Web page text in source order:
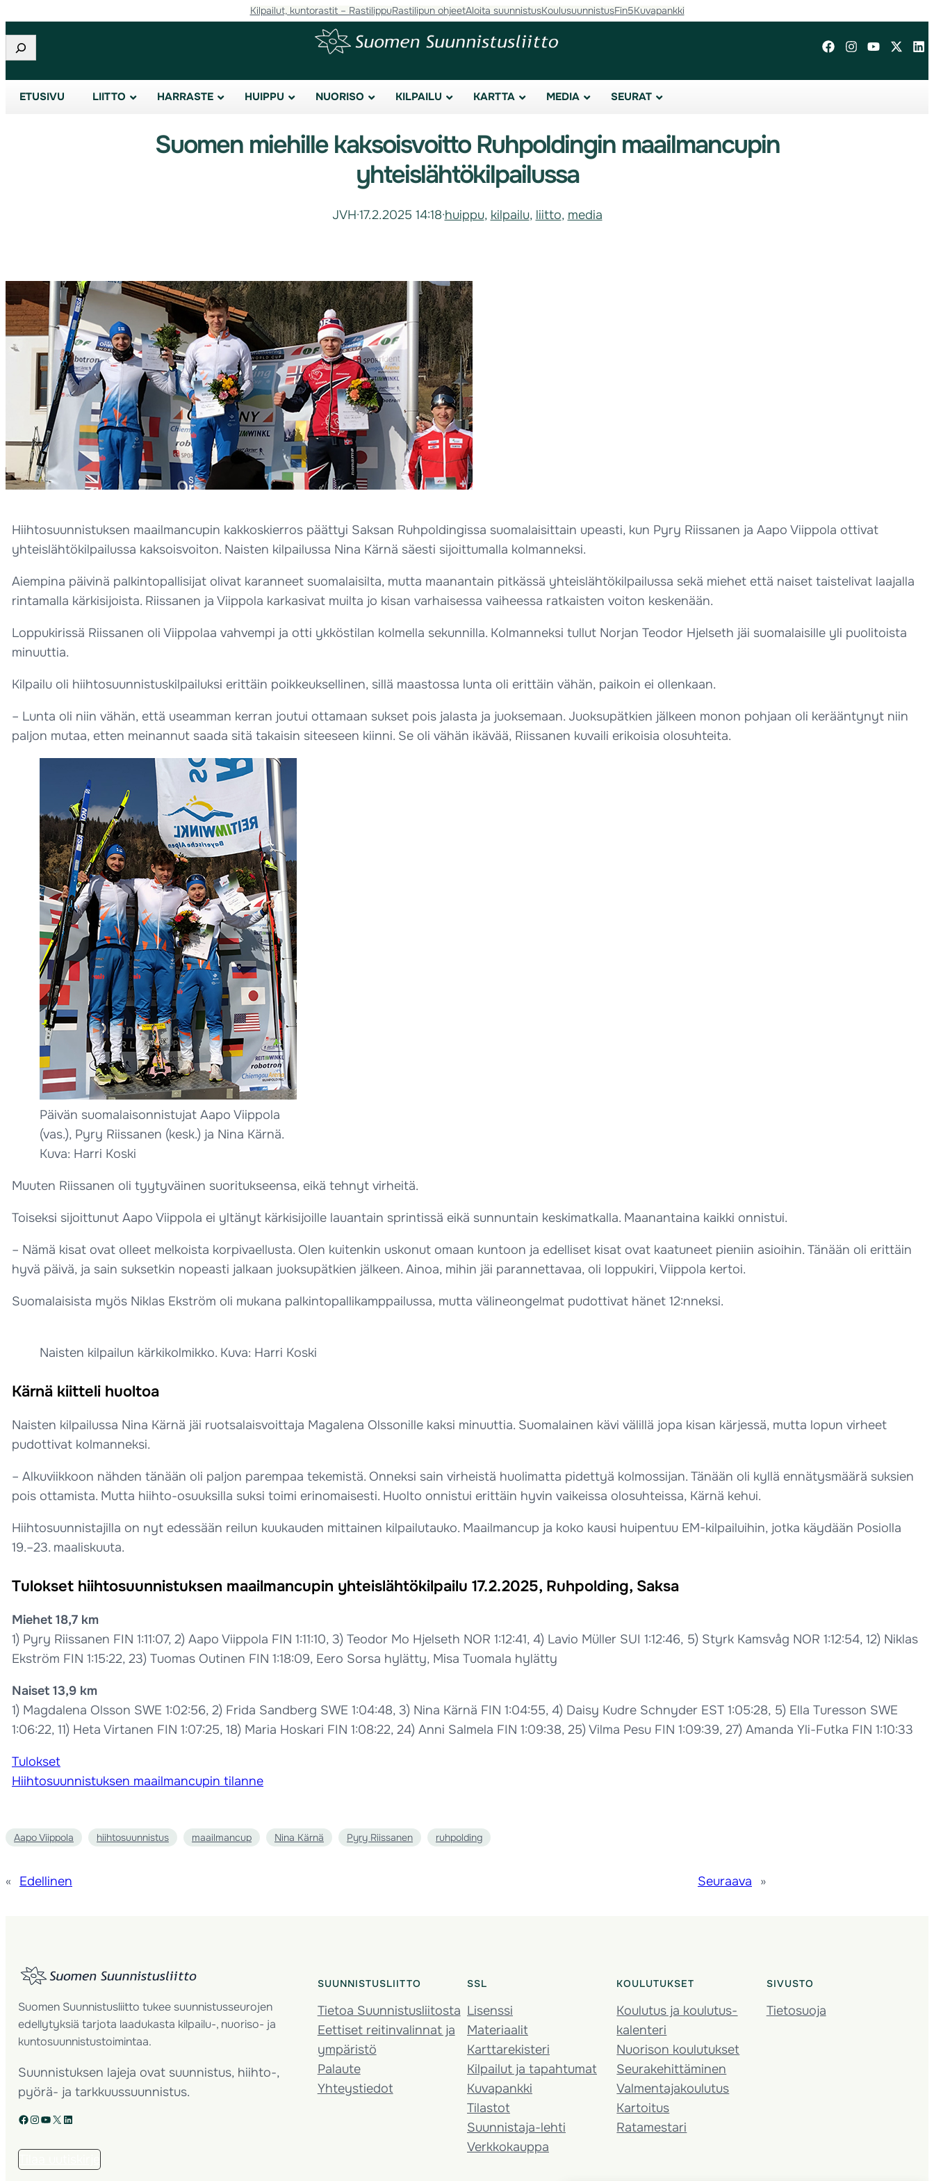
Kilpailut, kuntorastit – RastilippuRastilipun ohjeetAloita suunnistusKoulusuunnistusFin5Kuvapankki
Etsi
ETUSIVU LIITTO HARRASTE HUIPPU NUORISO KILPAILU KARTTA MEDIA SEURAT
Suomen miehille kaksoisvoitto Ruhpoldingin maailmancupin
yhteislähtökilpailussa
JVH·17.2.2025 14:18·huippu, kilpailu, liitto, media
Hiihtosuunnistuksen maailmancupin kakkoskierros päättyi Saksan Ruhpoldingissa suomalaisittain upeasti, kun Pyry Riissanen ja Aapo Viippola ottivat
yhteislähtökilpailussa kaksoisvoiton. Naisten kilpailussa Nina Kärnä säesti sijoittumalla kolmanneksi.
Aiempina päivinä palkintopallisijat olivat karanneet suomalaisilta, mutta maanantain pitkässä yhteislähtökilpailussa sekä miehet että naiset taistelivat laajalla
rintamalla kärkisijoista. Riissanen ja Viippola karkasivat muilta jo kisan varhaisessa vaiheessa ratkaisten voiton keskenään.
Loppukirissä Riissanen oli Viippolaa vahvempi ja otti ykköstilan kolmella sekunnilla. Kolmanneksi tullut Norjan Teodor Hjelseth jäi suomalaisille yli puolitoista
minuuttia.
Kilpailu oli hiihtosuunnistuskilpailuksi erittäin poikkeuksellinen, sillä maastossa lunta oli erittäin vähän, paikoin ei ollenkaan.
– Lunta oli niin vähän, että useamman kerran joutui ottamaan sukset pois jalasta ja juoksemaan. Juoksupätkien jälkeen monon pohjaan oli kerääntynyt niin
paljon mutaa, etten meinannut saada sitä takaisin siteeseen kiinni. Se oli vähän ikävää, Riissanen kuvaili erikoisia olosuhteita.
Päivän suomalaisonnistujat Aapo Viippola
(vas.), Pyry Riissanen (kesk.) ja Nina Kärnä.
Kuva: Harri Koski
Muuten Riissanen oli tyytyväinen suoritukseensa, eikä tehnyt virheitä.
Toiseksi sijoittunut Aapo Viippola ei yltänyt kärkisijoille lauantain sprintissä eikä sunnuntain keskimatkalla. Maanantaina kaikki onnistui.
– Nämä kisat ovat olleet melkoista korpivaellusta. Olen kuitenkin uskonut omaan kuntoon ja edelliset kisat ovat kaatuneet pieniin asioihin. Tänään oli erittäin
hyvä päivä, ja sain suksetkin nopeasti jalkaan juoksupätkien jälkeen. Ainoa, mihin jäi parannettavaa, oli loppukiri, Viippola kertoi.
Suomalaisista myös Niklas Ekström oli mukana palkintopallikamppailussa, mutta välineongelmat pudottivat hänet 12:nneksi.
Naisten kilpailun kärkikolmikko. Kuva: Harri Koski
Kärnä kiitteli huoltoa
Naisten kilpailussa Nina Kärnä jäi ruotsalaisvoittaja Magalena Olssonille kaksi minuuttia. Suomalainen kävi välillä jopa kisan kärjessä, mutta lopun virheet
pudottivat kolmanneksi.
– Alkuviikkoon nähden tänään oli paljon parempaa tekemistä. Onneksi sain virheistä huolimatta pidettyä kolmossijan. Tänään oli kyllä ennätysmäärä suksien
pois ottamista. Mutta hiihto-osuuksilla suksi toimi erinomaisesti. Huolto onnistui erittäin hyvin vaikeissa olosuhteissa, Kärnä kehui.
Hiihtosuunnistajilla on nyt edessään reilun kuukauden mittainen kilpailutauko. Maailmancup ja koko kausi huipentuu EM-kilpailuihin, jotka käydään Posiolla
19.–23. maaliskuuta.
Tulokset hiihtosuunnistuksen maailmancupin yhteislähtökilpailu 17.2.2025, Ruhpolding, Saksa
Miehet 18,7 km
1) Pyry Riissanen FIN 1:11:07, 2) Aapo Viippola FIN 1:11:10, 3) Teodor Mo Hjelseth NOR 1:12:41, 4) Lavio Müller SUI 1:12:46, 5) Styrk Kamsvåg NOR 1:12:54, 12) Niklas
Ekström FIN 1:15:22, 23) Tuomas Outinen FIN 1:18:09, Eero Sorsa hylätty, Misa Tuomala hylätty
Naiset 13,9 km
1) Magdalena Olsson SWE 1:02:56, 2) Frida Sandberg SWE 1:04:48, 3) Nina Kärnä FIN 1:04:55, 4) Daisy Kudre Schnyder EST 1:05:28, 5) Ella Turesson SWE
1:06:22, 11) Heta Virtanen FIN 1:07:25, 18) Maria Hoskari FIN 1:08:22, 24) Anni Salmela FIN 1:09:38, 25) Vilma Pesu FIN 1:09:39, 27) Amanda Yli-Futka FIN 1:10:33
Tulokset
Hiihtosuunnistuksen maailmancupin tilanne
Aapo Viippola hiihtosuunnistus maailmancup Nina Kärnä Pyry Riissanen ruhpolding
« Edellinen Seuraava »
Suomen Suunnistusliitto tukee suunnistusseurojen
edellytyksiä tarjota laadukasta kilpailu-, nuoriso- ja
kuntosuunnistustoimintaa.
Suunnistuksen lajeja ovat suunnistus, hiihto-,
pyörä- ja tarkkuussuunnistus.
Facebook Instagram YouTube X LinkedIn
SUUNNISTUSLIITTO
Tietoa Suunnistusliitosta
Eettiset reitinvalinnat ja
ympäristö
Palaute
Yhteystiedot
SSL
Lisenssi
Materiaalit
Karttarekisteri
Kilpailut ja tapahtumat
Kuvapankki
Tilastot
Suunnistaja-lehti
Verkkokauppa
KOULUTUKSET
Koulutus ja koulutus­
kalenteri
Nuorison koulutukset
Seura­kehittäminen
Valmentaja­koulutus
Kartoitus
Ratamestari
SIVUSTO
Tietosuoja